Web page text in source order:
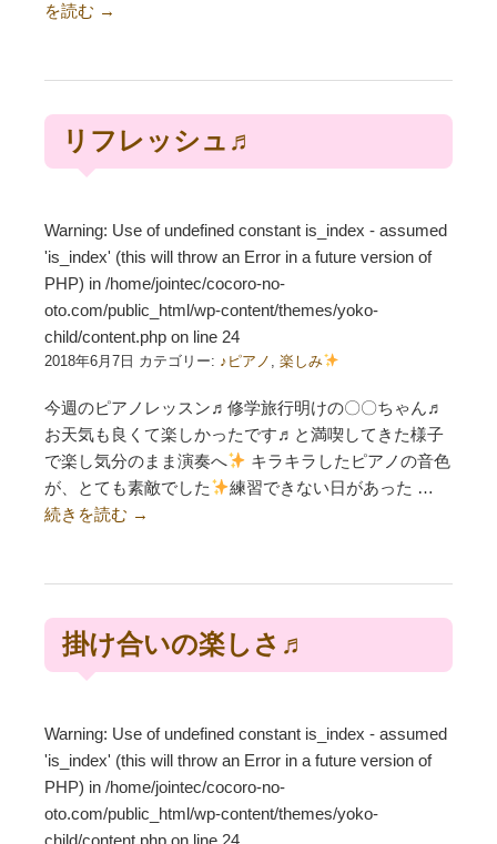
を読む →
リフレッシュ♬
Warning: Use of undefined constant is_index - assumed
'is_index' (this will throw an Error in a future version of
PHP) in /home/jointec/cocoro-no-
oto.com/public_html/wp-content/themes/yoko-
child/content.php on line 24
2018年6月7日 カテゴリー: ♪ピアノ , 楽しみ
今週のピアノレッスン♬修学旅行明けの〇〇ちゃん♬
お天気も良くて楽しかったです♬と満喫してきた様子
で楽し気分のまま演奏へ
キラキラしたピアノの音色
が、とても素敵でした
練習できない日があった …
続きを読む →
掛け合いの楽しさ♬
Warning: Use of undefined constant is_index - assumed
'is_index' (this will throw an Error in a future version of
PHP) in /home/jointec/cocoro-no-
oto.com/public_html/wp-content/themes/yoko-
child/content.php on line 24